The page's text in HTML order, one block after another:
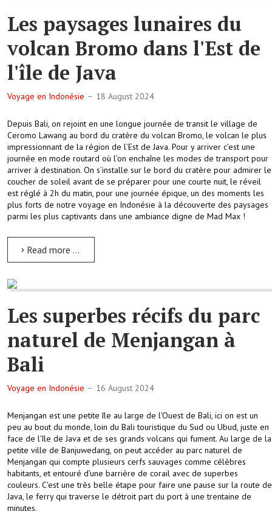
Les paysages lunaires du
volcan Bromo dans l'Est de
l'île de Java
Voyage en Indonésie 18 August 2024
Depuis Bali, on rejoint en une longue journée de transit le village de
Ceromo Lawang au bord du cratère du volcan Bromo, le volcan le plus
impressionnant de la région de l’Est de Java. Pour y arriver c’est une
journée en mode routard où l’on enchaîne les modes de transport pour
arriver à destination. On s’installe sur le bord du cratère pour admirer le
coucher de soleil avant de se préparer pour une courte nuit, le réveil
est réglé à 2h du matin, pour une journée épique, un des moments les
plus forts de notre voyage en Indonésie à la découverte des paysages
parmi les plus captivants dans une ambiance digne de Mad Max !
Read more …
Les superbes récifs du parc
naturel de Menjangan à
Bali
Voyage en Indonésie 16 August 2024
Menjangan est une petite île au large de l'Ouest de Bali, ici on est un
peu au bout du monde, loin du Bali touristique du Sud ou Ubud, juste en
face de l’île de Java et de ses grands volcans qui fument. Au large de la
petite ville de Banjuwedang, on peut accéder au parc naturel de
Menjangan qui compte plusieurs cerfs sauvages comme célèbres
habitants, et entouré d’une barrière de corail avec de superbes
couleurs. C'est une très belle étape pour faire une pause sur la route de
Java, le ferry qui traverse le détroit part du port à une trentaine de
minutes.